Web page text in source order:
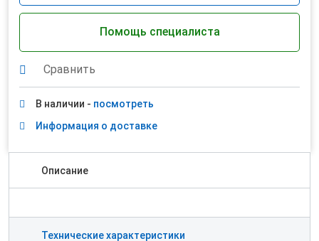
Помощь специалиста
Сравнить
В наличии - посмотреть
Информация о доставке
Описание
Технические характеристики